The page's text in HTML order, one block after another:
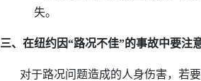
失。
三、在纽约因“路况不佳”的事故中要注
对于路况问题造成的人身伤害，若要